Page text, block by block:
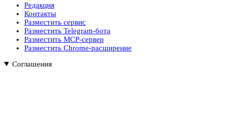
Редакция
Контакты
Разместить сервис
Разместить Telegram-бота
Разместить MCP-сервер
Разместить Chrome-расширение
Соглашения